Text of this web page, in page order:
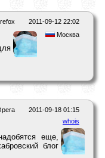
2011-09-12 22:02
Москва
2011-09-18 01:15
whois
еще,
блог